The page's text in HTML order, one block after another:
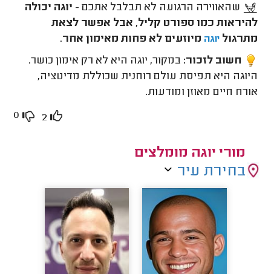
שהאווירה הרגועה לא תבלבל אתכם - יוגה יכולה
להיראות כמו ספורט קליל, אבל אפשר לצאת
מתרגוליוגה מיוזעים לא פחות מאימון אחר.
חשוב לזכור: במקור, יוגה היא לא רק אימון כושר.
היוגה היא תפיסת עולם רוחנית שכוללת מדיטציה,
אורח חיים מאוזן ומודעות.
2
0
מורי יוגה מומלצים
בחירת עיר